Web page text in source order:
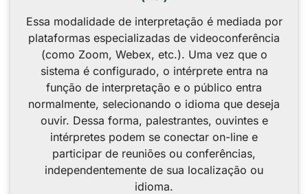
Essa modalidade de interpretação é mediada por
plataformas especializadas de videoconferência
(como Zoom, Webex, etc.). Uma vez que o
sistema é configurado, o intérprete entra na
função de interpretação e o público entra
normalmente, selecionando o idioma que deseja
ouvir. Dessa forma, palestrantes, ouvintes e
intérpretes podem se conectar on-line e
participar de reuniões ou conferências,
independentemente de sua localização ou
idioma.